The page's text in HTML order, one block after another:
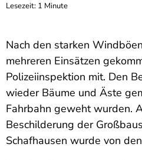
Lesezeit: 1 Minute
Nach den starken
mehreren Einsätzen
Polizeiinspektion mit. Den
wieder Bäume und Äste
Fahrbahn geweht wurden.
Beschilderung der
Schafhausen wurde von